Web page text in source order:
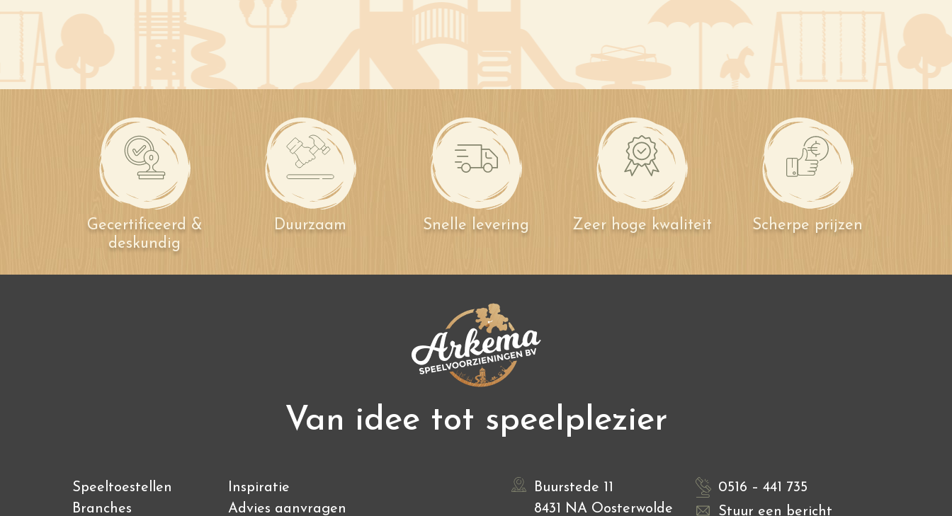
Gecertificeerd &
deskundig
Duurzaam Snelle levering Zeer hoge kwaliteit Scherpe prijzen
Van idee tot speelplezier
Speeltoestellen
Inspiratie
Branches
Advies aanvragen
0516 – 441 735
Stuur een bericht
Buurstede 11
8431 NA Oosterwolde